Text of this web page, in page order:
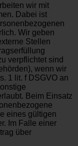
wir mit
Dabei ist
Wir geben
Stellen
verpflichtet sind
wenn wir
1 lit. f DSGVO an
Beim Einsatz
eines gültigen
Im Falle einer
über